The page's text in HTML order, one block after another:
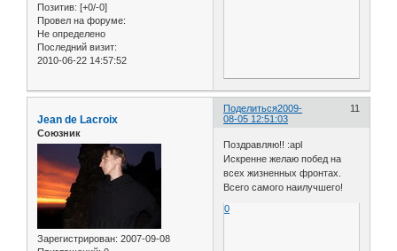
Позитив: [+0/-0]
Провел на форуме:
Не определено
Последний визит:
2010-06-22 14:57:52
Поделиться 11
2009-
08-05 12:51:03
Jean de Lacroix
Союзник
Зарегистрирован: 2007-09-08
Поздравляю!! :apl
Искренне желаю побед на
всех жизненных фронтах.
Всего самого наилучшего!
0